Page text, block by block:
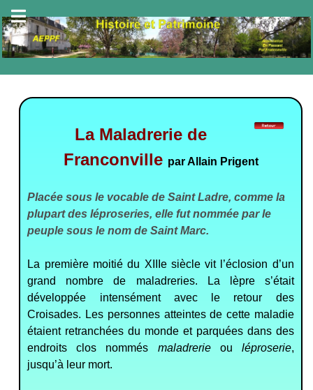
La Maladrerie de
Franconville par Allain Prigent
Placée sous le vocable de Saint Ladre, comme la
plupart des léproseries, elle fut nommée par le
peuple sous le nom de Saint Marc.
La première moitié du XIIIe siècle vit l’éclosion d’un
grand nombre de maladreries. La lèpre s’était
développée intensément avec le retour des
Croisades. Les personnes atteintes de cette maladie
étaient retranchées du monde et parquées dans des
endroits clos nommés maladrerieou léproserie,
jusqu’à leur mort.